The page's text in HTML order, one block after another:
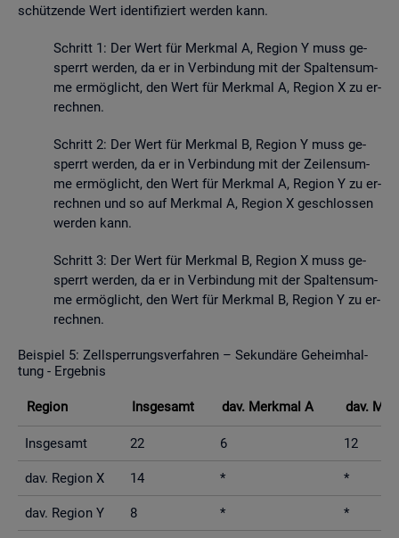
schüt­zen­de Wert iden­ti­fi­ziert wer­den kann.
Schritt 1: Der Wert für Merk­mal A, Re­gi­on Y muss ge­
sperrt wer­den, da er in Ver­bin­dung mit der Spal­ten­sum­
me er­mög­licht, den Wert für Merk­mal A, Re­gi­on X zu er­
rech­nen.
Schritt 2: Der Wert für Merk­mal B, Re­gi­on Y muss ge­
sperrt wer­den, da er in Ver­bin­dung mit der Zei­len­sum­
me er­mög­licht, den Wert für Merk­mal A, Re­gi­on Y zu er­
rech­nen und so auf Merk­mal A, Re­gi­on X ge­schlos­sen
wer­den kann.
Schritt 3: Der Wert für Merk­mal B, Re­gi­on X muss ge­
sperrt wer­den, da er in Ver­bin­dung mit der Spal­ten­sum­
me er­mög­licht, den Wert für Merk­mal B, Re­gi­on Y zu er­
rech­nen.
Bei­spiel 5: Zell­sper­rungs­ver­fah­ren – Se­kun­dä­re Ge­heim­hal­
tung - Er­geb­nis
Re­gi­on Ins­ge­samt dav. Merk­mal A dav.
Ins­ge­samt 22 6 12
dav. Re­gi­on X 14 * *
dav. Re­gi­on Y 8 * *